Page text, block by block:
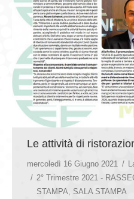
Le attività di
mercoledì 16 Giugno 2021
2° Trimestre 2021 -
STAMPA
SALA STAMPA